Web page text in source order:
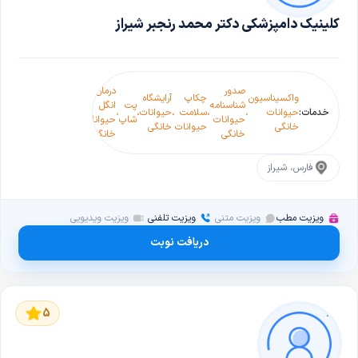
کلینیک دامپزشکی دکتر محمد رنجبر شیراز
خدمات:
واکسیناسیون
حیوانات
خانگی
،
صدور
شناسنامه
حیوانات
خانگی
،
چکاپ
سلامت
حیوانات
،
آرایشگاه
حیوانات
خانگی
،پت
شاپ،
درمان
انگل
حیوانات
خانگی
فارس، شیراز
ویزیت مطب ویزیت متنی ویزیت تلفنی ویزیت ویدیویی
دریافت نوبت
5